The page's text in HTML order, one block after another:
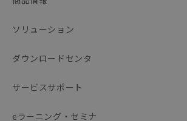
ソリューション
ダウンロードセンタ
サービスサポート
eラーニング・セミナ